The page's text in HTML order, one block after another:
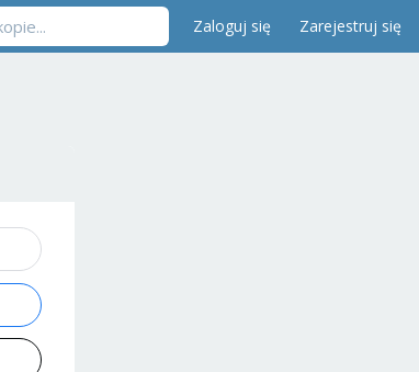
Zaloguj się Zarejestruj się